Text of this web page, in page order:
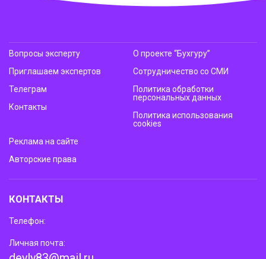
Вопросы эксперту
Приглашаем экспертов
Телеграм
Контакты
О проекте “Бухгуру”
Сотрудничество со СМИ
Политика обработки
персональных данных
Политика использования
cookies
Реклама на сайте
Авторские права
КОНТАКТЫ
Телефон:
Личная почта: